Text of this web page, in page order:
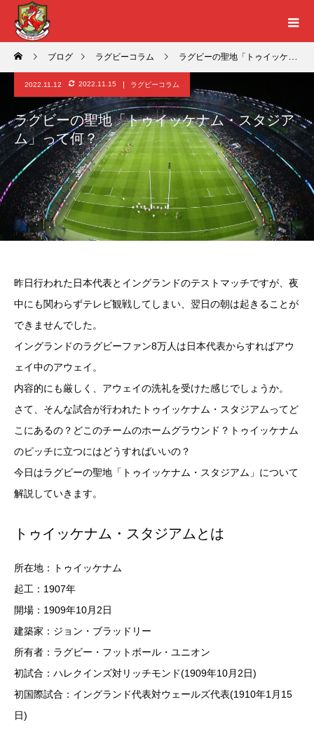
ブログ ラグビーコラム ラグビーの聖地「トゥイッケナム・スタジアム」って何？
2022.11.12 2022.11.15 ラグビーコラム
ラグビーの聖地「トゥイッケナム・スタジア
ム」って何？
昨日行われた日本代表とイングランドのテストマッチですが、夜
中にも関わらずテレビ観戦してしまい、翌日の朝は起きることが
できませんでした。
イングランドのラグビーファン8万人は日本代表からすればアウ
ェイ中のアウェイ。
内容的にも厳しく、アウェイの洗礼を受けた感じでしょうか。
さて、そんな試合が行われたトゥイッケナム・スタジアムってど
こにあるの？どこのチームのホームグラウンド？トゥイッケナム
のピッチに立つにはどうすればいいの？
今日はラグビーの聖地「トゥイッケナム・スタジアム」について
解説していきます。
トゥイッケナム・スタジアムとは
所在地：トゥイッケナム
起工：1907年
開場：1909年10月2日
建築家：ジョン・ブラッドリー
所有者：ラグビー・フットボール・ユニオン
初試合：ハレクインズ対リッチモンド(1909年10月2日)
初国際試合：イングランド代表対ウェールズ代表(1910年1月15
日)